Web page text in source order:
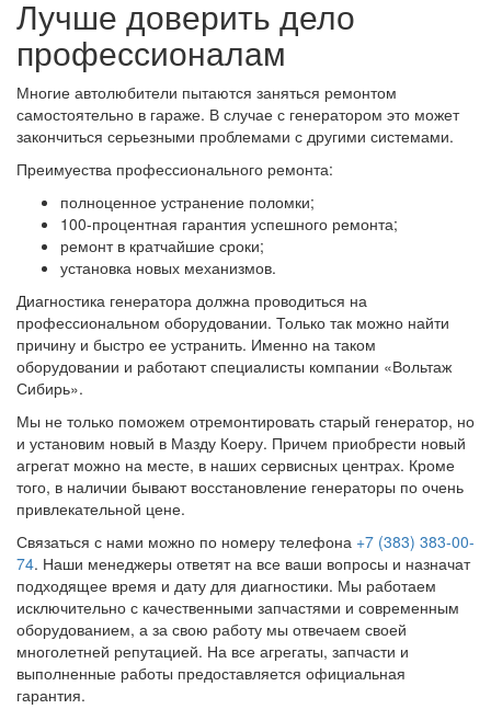
Лучше доверить дело
профессионалам
Многие автолюбители пытаются заняться ремонтом
самостоятельно в гараже. В случае с генератором это может
закончиться серьезными проблемами с другими системами.
Преимуества профессионального ремонта:
полноценное устранение поломки;
100-процентная гарантия успешного ремонта;
ремонт в кратчайшие сроки;
установка новых механизмов.
Диагностика генератора должна проводиться на
профессиональном оборудовании. Только так можно найти
причину и быстро ее устранить. Именно на таком
оборудовании и работают специалисты компании «Вольтаж
Сибирь».
Мы не только поможем отремонтировать старый генератор, но
и установим новый в Мазду Коеру. Причем приобрести новый
агрегат можно на месте, в наших сервисных центрах. Кроме
того, в наличии бывают восстановление генераторы по очень
привлекательной цене.
Связаться с нами можно по номеру телефона +7 (383) 383-00-
74. Наши менеджеры ответят на все ваши вопросы и назначат
подходящее время и дату для диагностики. Мы работаем
исключительно с качественными запчастями и современным
оборудованием, а за свою работу мы отвечаем своей
многолетней репутацией. На все агрегаты, запчасти и
выполненные работы предоставляется официальная
гарантия.